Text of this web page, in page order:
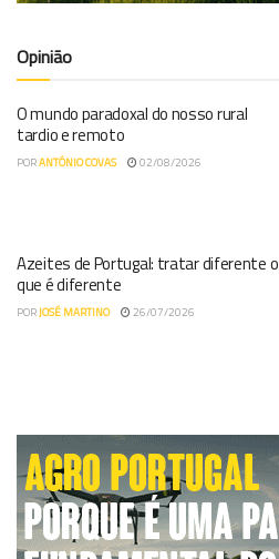
Opinião
O mundo paradoxal do nosso rural
tardio e remoto
PORANTÓNIO COVAS 02/08/2026
Azeites de Portugal: tratar diferente o
que é diferente
PORJOSÉ MARTINO 26/07/2026